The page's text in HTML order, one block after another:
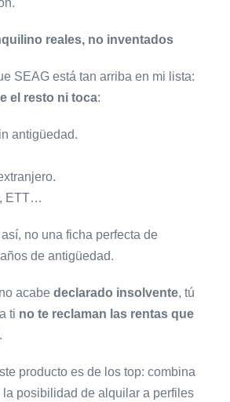
reales, no inventados
SEAG está tan arriba en mi lista:
el resto ni toca:
antigüedad.
ETT…
no una ficha perfecta de
de antigüedad.
acabe declarado insolvente, tú
ti no te reclaman las rentas que
.
producto es de los top: combina
la posibilidad de alquilar a perfiles